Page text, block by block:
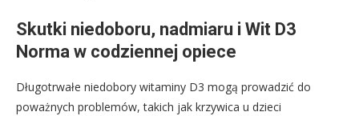
Skutki niedoboru, nadmiaru i Wit D3
Norma w codziennej opiece
Długotrwałe niedobory witaminy D3 mogą prowadzić do
poważnych problemów, takich jak krzywica u dzieci